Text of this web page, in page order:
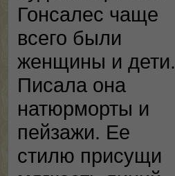
Гонсалес чаще
всего были
женщины и дети.
Писала она
натюрморты и
пейзажи. Ее
стилю присущи